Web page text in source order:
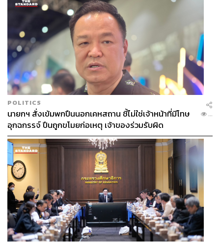
ภาพ: Saran Clinic
พิสูจน์อักษร: วรรษมล สิงหโกมล
FYI
Saran Clinic ตั้งอยู่ที่ซอยพระรามเก้า 57 ให้
บริการการรักษาทางเลือก เช่น ฝังเข็ม ครอบแก้ว
กัวซา จัดกระดูก และสปาตา
เวลาเปิด-ปิด: วันจันทร์-ศุกร์ เวลา 10.00-19.00
POLITICS
นายกฯ สั่งเข้มพกปืนนอกเคหสถาน ชี้ไม่ใช่เจ้าหน้าที่มีโทษ
อุกฉกรรจ์ ปืนถูกขโมยก่อเหตุ เจ้าของร่วมรับผิด
...